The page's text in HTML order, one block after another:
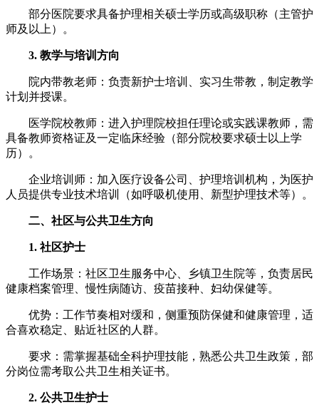
部分医院要求具备护理相关硕士学历或高级职称（主管护
师及以上）。
3. 教学与培训方向
院内带教老师：负责新护士培训、实习生带教，制定教学
计划并授课。
医学院校教师：进入护理院校担任理论或实践课教师，需
具备教师资格证及一定临床经验（部分院校要求硕士以上学
历）。
企业培训师：加入医疗设备公司、护理培训机构，为医护
人员提供专业技术培训（如呼吸机使用、新型护理技术等）。
二、社区与公共卫生方向
1. 社区护士
工作场景：社区卫生服务中心、乡镇卫生院等，负责居民
健康档案管理、慢性病随访、疫苗接种、妇幼保健等。
优势：工作节奏相对缓和，侧重预防保健和健康管理，适
合喜欢稳定、贴近社区的人群。
要求：需掌握基础全科护理技能，熟悉公共卫生政策，部
分岗位需考取公共卫生相关证书。
2. 公共卫生护士